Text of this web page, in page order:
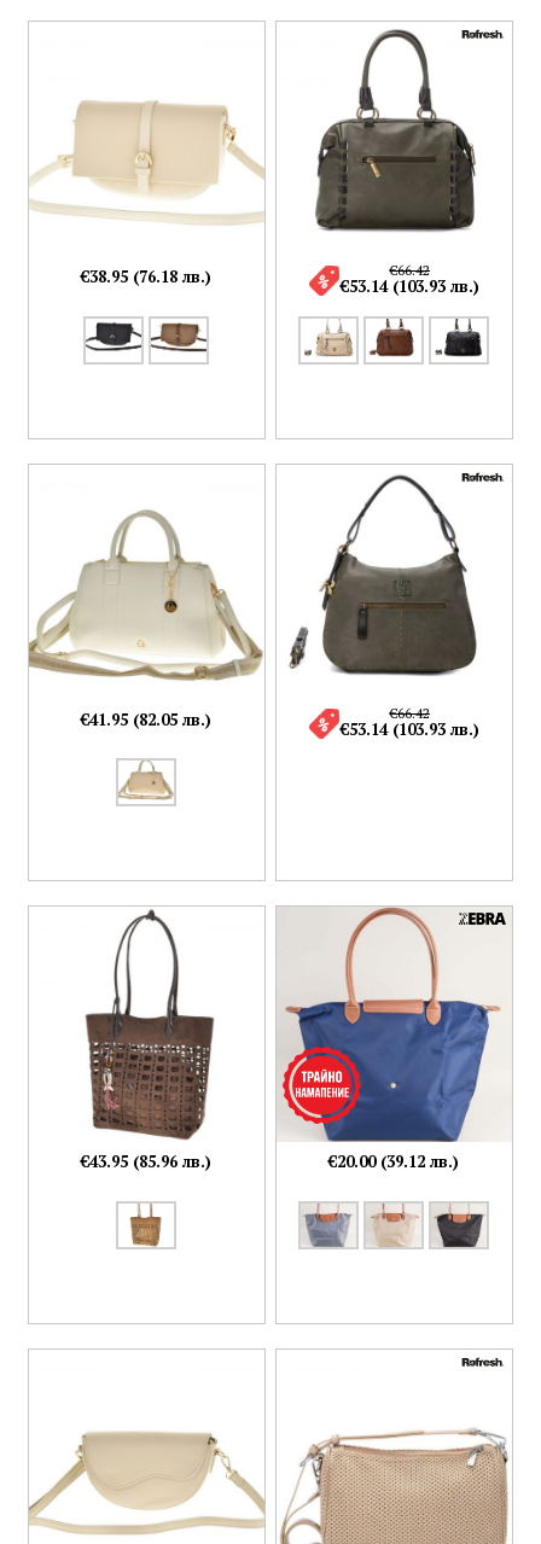
€38.95 (76.18 лв.) €66.42
€53.14 (103.93 лв.)
€41.95 (82.05 лв.) €66.42
€53.14 (103.93 лв.)
€43.95 (85.96 лв.) €20.00 (39.12 лв.)